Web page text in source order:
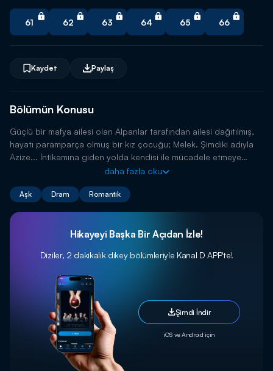
Bölümün Konusu
Güçlü bir mafya ailesi olan Alpanlar tarafından ailesi dağıtılmış,
hayatı paramparça olmuş bir kız çocuğu; Melek. Şimdiki adıyla
Azize... İntikamına giden yolda kendisi ile mücadele etmeye
başlayacak Azize'nin hikayesi.daha fazla oku
Aşk Dram Romantik
Kaydet Paylaş
61 62 63 64 65 66
Hikayeyi Başka Bir Açıdan İzle!
Diziler, 2 dakikalık dikey bölümleriyle Kanal D APP'te!
Şimdi İndir
iOS ve Android için